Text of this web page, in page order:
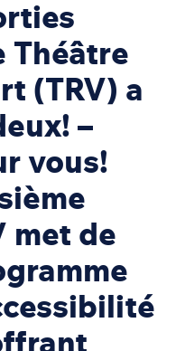
Théâtre
(TRV) a
–
vous!
met de